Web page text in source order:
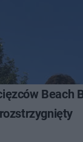
Beach